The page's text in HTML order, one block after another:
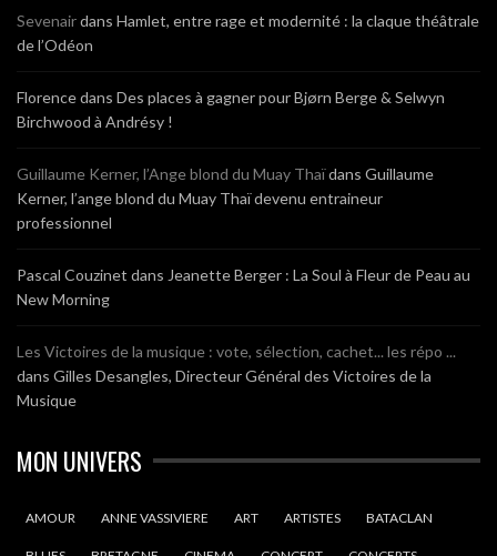
Sevenairdans Hamlet, entre rage et modernité : la claque théâtrale
de l’Odéon
Florencedans Des places à gagner pour Bjørn Berge & Selwyn
Birchwood à Andrésy !
Guillaume Kerner, l’Ange blond du Muay Thaïdans Guillaume
Kerner, l’ange blond du Muay Thaï devenu entraineur
professionnel
Pascal Couzinet dans Jeanette Berger : La Soul à Fleur de Peau au
New Morning
Les Victoires de la musique : vote, sélection, cachet... les répo ...
dans Gilles Desangles, Directeur Général des Victoires de la
Musique
MON UNIVERS
AMOUR ANNE VASSIVIERE ART ARTISTES BATACLAN